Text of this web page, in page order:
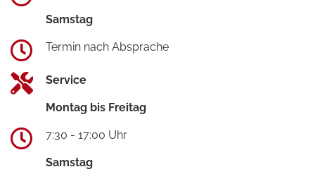
Samstag
Termin nach Absprache
Service
Montag bis Freitag
7:30 - 17:00 Uhr
Samstag